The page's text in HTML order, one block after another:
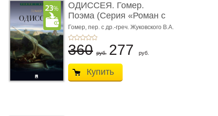
ОДИССЕЯ. Гомер.
Поэма (Серия «Роман с
книгой»)
Гомер, пер. с др.-греч. Жуковского В.А.
360 руб. 277 руб.
Купить